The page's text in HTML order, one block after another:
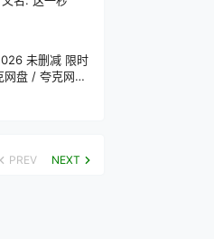
未删减 限时
盘 / 夸克网盘
PREV NEXT